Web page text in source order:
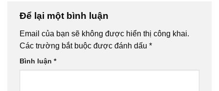
Để lại một bình luận
Email của bạn sẽ không được hiển thị công khai.
Các trường bắt buộc được đánh dấu *
Bình luận *